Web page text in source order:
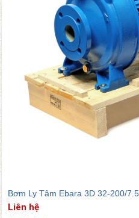
Bơm Ly Tâm Ebara 3D 32-200/7.5
Liên hệ